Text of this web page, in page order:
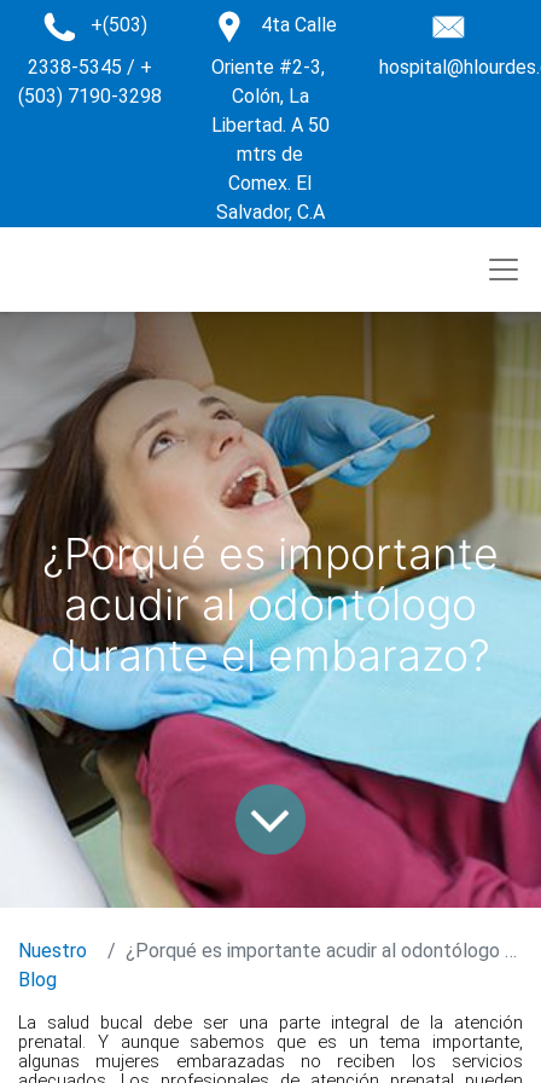
+(503)
2338-5345 / +
(503) 7190-3298
4ta Calle
Oriente #2-3,
Colón, La
Libertad. A 50
mtrs de
Comex. El
Salvador, C.A
¿Porqué es importante
acudir al odontólogo
durante el embarazo?
Nuestro
Blog
¿Porqué es importante acudir al odontólogo durante el embarazo?
La salud bucal debe ser una parte integral de la atención
prenatal. Y aunque sabemos que es un tema importante,
algunas mujeres embarazadas no reciben los servicios